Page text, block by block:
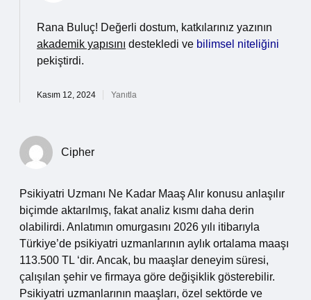
Rana Buluç! Değerli dostum, katkılarınız yazının
akademik yapısını destekledi ve bilimsel niteliğini
pekiştirdi.
Kasım 12, 2024 Yanıtla
Cipher
Psikiyatri Uzmanı Ne Kadar Maaş Alır konusu anlaşılır
biçimde aktarılmış, fakat analiz kısmı daha derin
olabilirdi. Anlatımın omurgasını 2026 yılı itibarıyla
Türkiye’de psikiyatri uzmanlarının aylık ortalama maaşı
113.500 TL ‘dir. Ancak, bu maaşlar deneyim süresi,
çalışılan şehir ve firmaya göre değişiklik gösterebilir.
Psikiyatri uzmanlarının maaşları, özel sektörde ve